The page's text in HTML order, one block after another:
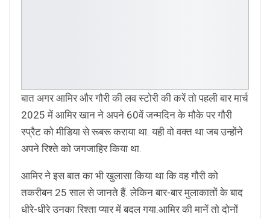
बात अगर आमिर और गौरी की लव स्टोरी की करें तो पहली बार मार्च
2025 में आमिर खान ने अपने 60वें जन्मदिन के मौके पर गौरी
स्प्रैट को मीडिया से रूबरू कराया था. यही वो वक्त था जब उन्होंने
अपने रिश्ते को जगजाहिर किया था.
आमिर ने इस बात का भी खुलासा किया था कि वह गौरी को
तकरीबन 25 साल से जानते हैं. लेकिन बार-बार मुलाकातों के बाद
धीरे-धीरे उनका रिश्ता प्यार में बदल गया.आमिर की मानें तो दोनों